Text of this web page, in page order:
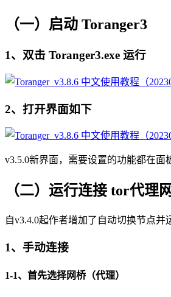
（一）启动 Toranger3
1、双击 Toranger3.exe 运行
2、打开界面如下
v3.5.0新界面，需要设置的功能都在面
（二）运行连接 tor代理
自v3.4.0起作者增加了自动切换节点并
1、手动连接
1-1、首先选择网桥（代理）